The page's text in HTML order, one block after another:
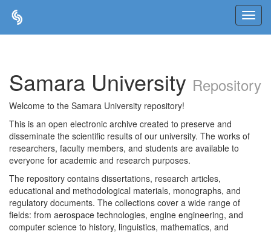
Samara University Repository
Welcome to the Samara University repository!
This is an open electronic archive created to preserve and
disseminate the scientific results of our university. The works of
researchers, faculty members, and students are available to
everyone for academic and research purposes.
The repository contains dissertations, research articles,
educational and methodological materials, monographs, and
regulatory documents. The collections cover a wide range of
fields: from aerospace technologies, engine engineering, and
computer science to history, linguistics, mathematics, and